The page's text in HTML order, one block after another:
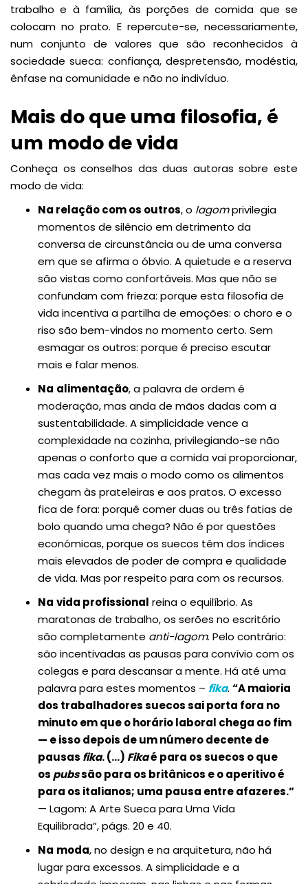
trabalho e à família, às porções de comida que se
colocam no prato. E repercute-se, necessariamente,
num conjunto de valores que são reconhecidos à
sociedade sueca: confiança, despretensão, modéstia,
ênfase na comunidade e não no indivíduo.
Mais do que uma filosofia, é
um modo de vida
Conheça os conselhos das duas autoras sobre este
modo de vida:
Na relação com os outros, o lagomprivilegia
momentos de silêncio em detrimento da
conversa de circunstância ou de uma conversa
em que se afirma o óbvio. A quietude e a reserva
são vistas como confortáveis. Mas que não se
confundam com frieza: porque esta filosofia de
vida incentiva a partilha de emoções: o choro e o
riso são bem-vindos no momento certo. Sem
esmagar os outros: porque é preciso escutar
mais e falar menos.
Na alimentação, a palavra de ordem é
moderação, mas anda de mãos dadas com a
sustentabilidade. A simplicidade vence a
complexidade na cozinha, privilegiando-se não
apenas o conforto que a comida vai proporcionar,
mas cada vez mais o modo como os alimentos
chegam às prateleiras e aos pratos. O excesso
fica de fora: porquê comer duas ou três fatias de
bolo quando uma chega? Não é por questões
económicas, porque os suecos têm dos índices
mais elevados de poder de compra e qualidade
de vida. Mas por respeito para com os recursos.
Na vida profissional reina o equilíbrio. As
maratonas de trabalho, os serões no escritório
são completamente anti-lagom. Pelo contrário:
são incentivadas as pausas para convívio com os
colegas e para descansar a mente. Há até uma
palavra para estes momentos – fika. “A maioria
dos trabalhadores suecos sai porta fora no
minuto em que o horário laboral chega ao fim
— e isso depois de um número decente de
pausas fika. (…) Fikaé para os suecos o que
os pubssão para os britânicos e o aperitivo é
para os italianos; uma pausa entre afazeres.”
— Lagom: A Arte Sueca para Uma Vida
Equilibrada”, págs. 20 e 40.
Na moda, no design e na arquitetura, não há
lugar para excessos. A simplicidade e a